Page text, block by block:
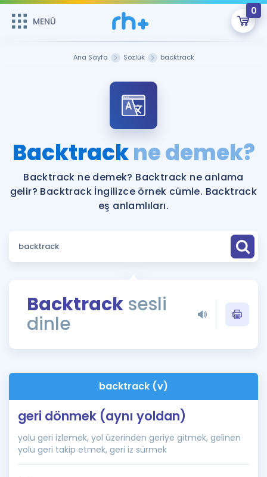
MENÜ
0
ÜYE DEĞİLİM
Sepetin Şu An Boş.
Remzi Hoca ile seni sınava hazırlayacak onlarca eğitim seni
bekliyor!
MENÜ
Faydalı Araçlar
Sözlük
Rehberlik Aracı
ÖSYM Sınav Takvimi
İngilizce Gramer
Hakkımızda
Ana Sayfa Sözlük backtrack
Backtrackne demek?
Backtrack ne demek? Backtrack ne anlama
gelir? Backtrack İngilizce örnek cümle. Backtrack
eş anlamlıları.
Backtrack sesli
dinle
backtrack (v)
geri dönmek (aynı yoldan)
yolu geri izlemek, yol üzerinden geriye gitmek, gelinen
yolu geri takip etmek, geri iz sürmek